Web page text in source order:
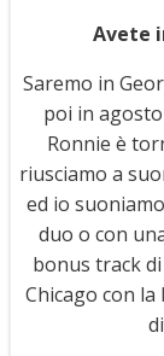
Avete
Saremo in
poi in
Ronnie è
riusciamo a
ed io
duo o con
bonus track
Chicago con la